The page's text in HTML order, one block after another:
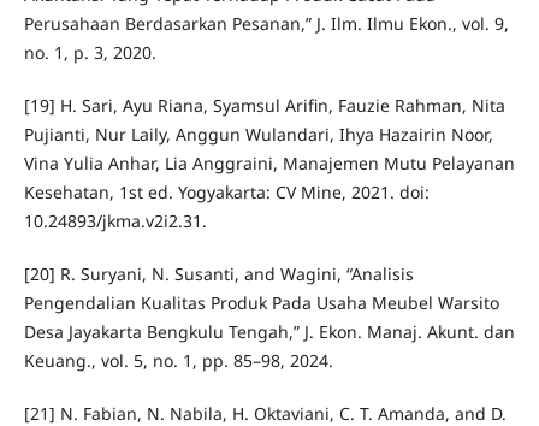
Perusahaan Berdasarkan Pesanan,” J. Ilm. Ilmu Ekon., vol. 9,
no. 1, p. 3, 2020.
[19] H. Sari, Ayu Riana, Syamsul Arifin, Fauzie Rahman, Nita
Pujianti, Nur Laily, Anggun Wulandari, Ihya Hazairin Noor,
Vina Yulia Anhar, Lia Anggraini, Manajemen Mutu Pelayanan
Kesehatan, 1st ed. Yogyakarta: CV Mine, 2021. doi:
10.24893/jkma.v2i2.31.
[20] R. Suryani, N. Susanti, and Wagini, “Analisis
Pengendalian Kualitas Produk Pada Usaha Meubel Warsito
Desa Jayakarta Bengkulu Tengah,” J. Ekon. Manaj. Akunt. dan
Keuang., vol. 5, no. 1, pp. 85–98, 2024.
[21] N. Fabian, N. Nabila, H. Oktaviani, C. T. Amanda, and D.